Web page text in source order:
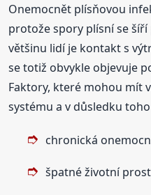
Onemocnět plísňovou
protože spory plísní se
většinu lidí je kontakt s
se totiž obvykle objevuje
Faktory, které mohou mít
systému a v důsledku
chronická
špatné životní